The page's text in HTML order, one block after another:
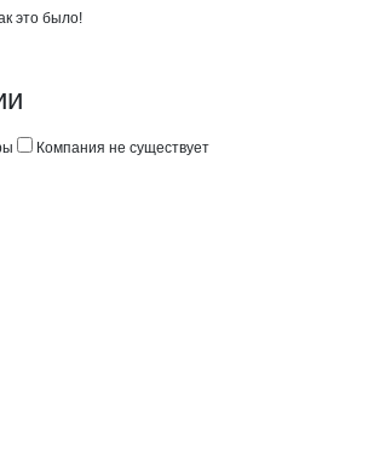
это было!
неточностях на странице
Компания не существует